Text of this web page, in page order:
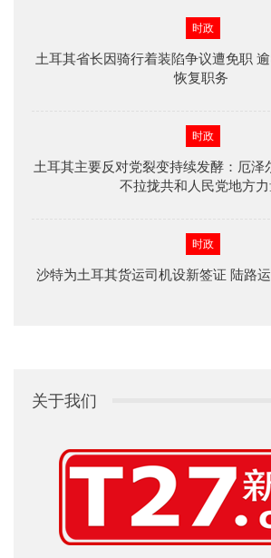
时政
土耳其省长因骑行着装陷争议遭免职
恢复职务
时政
土耳其主要反对党裂变持续发酵：厄泽
不拉拢共和人民党地方
时政
沙特为土耳其货运司机设新签证 陆路
关于我们